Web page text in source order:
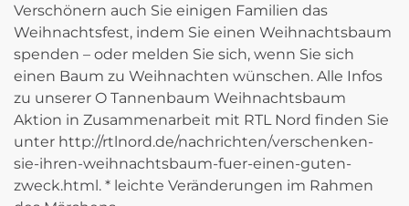
Verschönern auch Sie einigen Familien das
Weihnachtsfest, indem Sie einen Weihnachtsbaum
spenden – oder melden Sie sich, wenn Sie sich
einen Baum zu Weihnachten wünschen. Alle Infos
zu unserer O Tannenbaum Weihnachtsbaum
Aktion in Zusammenarbeit mit RTL Nord finden Sie
unter http://rtlnord.de/nachrichten/verschenken-
sie-ihren-weihnachtsbaum-fuer-einen-guten-
zweck.html. * leichte Veränderungen im Rahmen